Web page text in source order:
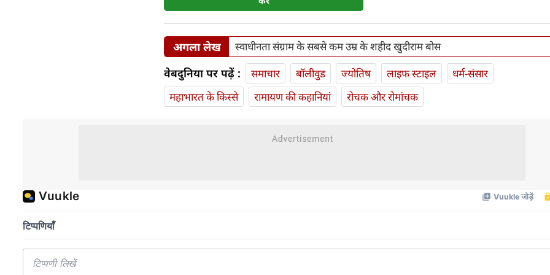
अगला लेख स्वाधीनता संग्राम के सबसे कम उम्र के शहीद खुदीराम बोस
वेबदुनिया पर पढ़ें : समाचार बॉलीवुड ज्योतिष लाइफ स्‍टाइल
धर्म-संसार
महाभारत के किस्से
रामायण की कहानियां रोचक और रोमांचक